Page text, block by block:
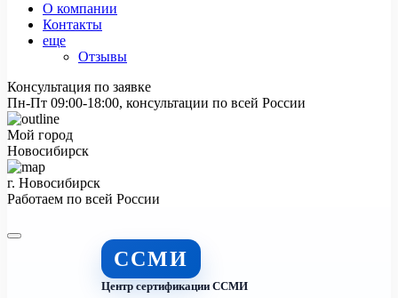
О компании
Контакты
еще
Отзывы
Консультация по заявке
Пн-Пт 09:00-18:00, консультации по всей России
Мой город
Новосибирск
г. Новосибирск
Работаем по всей России
ССМИ
Центр сертификации ССМИ